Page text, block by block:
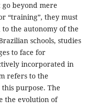
beyond mere
“training”, they must
the autonomy of the
schools, studies
to face for
incorporated in
refers to the
purpose. The
the evolution of